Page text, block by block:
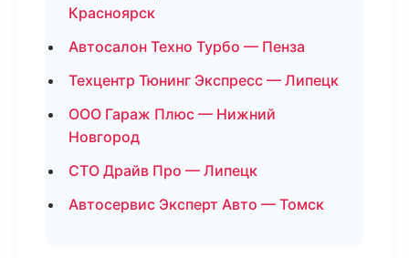
Красноярск
Автосалон Техно Турбо — Пенза
Техцентр Тюнинг Экспресс — Липецк
ООО Гараж Плюс — Нижний
Новгород
СТО Драйв Про — Липецк
Автосервис Эксперт Авто — Томск